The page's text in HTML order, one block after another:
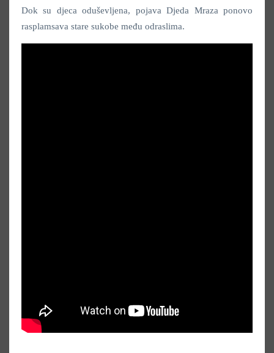
Dok su djeca oduševljena, pojava Djeda Mraza ponovo
rasplamsava stare sukobe među odraslima.